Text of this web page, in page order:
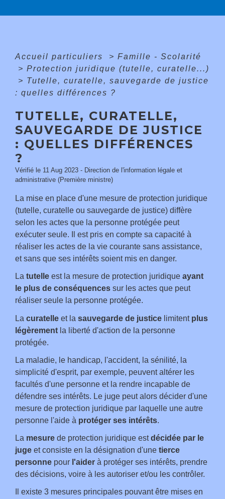
Accueil particuliers > Famille - Scolarité
> Protection juridique (tutelle, curatelle...)
> Tutelle, curatelle, sauvegarde de justice
: quelles différences ?
TUTELLE, CURATELLE,
SAUVEGARDE DE JUSTICE
: QUELLES DIFFÉRENCES
?
Vérifié le 11 Aug 2023 - Direction de l'information légale et
administrative (Première ministre)
La mise en place d'une mesure de protection juridique
(tutelle, curatelle ou sauvegarde de justice) diffère
selon les actes que la personne protégée peut
exécuter seule. Il est pris en compte sa capacité à
réaliser les actes de la vie courante sans assistance,
et sans que ses intérêts soient mis en danger.
La tutelle est la mesure de protection juridique ayant
le plus de conséquences sur les actes que peut
réaliser seule la personne protégée.
La curatelle et la sauvegarde de justice limitent plus
légèrement la liberté d'action de la personne
protégée.
La maladie, le handicap, l'accident, la sénilité, la
simplicité d'esprit, par exemple, peuvent altérer les
facultés d'une personne et la rendre incapable de
défendre ses intérêts. Le juge peut alors décider d'une
mesure de protection juridique par laquelle une autre
personne l'aide à protéger ses intérêts.
La mesure de protection juridique estdécidée par le
juge et consiste en la désignation d'une tierce
personne pour l'aider à protéger ses intérêts, prendre
des décisions, voire à les autoriser et/ou les contrôler.
Il existe 3 mesures principales pouvant être mises en